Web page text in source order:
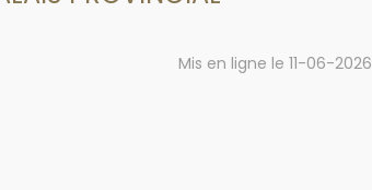
Mis en ligne le 11-06-2026